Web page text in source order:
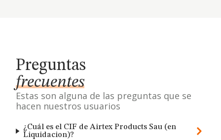
Preguntas
frecuentes
Estas son alguna de las preguntas que se
hacen nuestros usuarios
¿Cuál es el CIF de Airtex Products Sau (en
Liquidacion)?